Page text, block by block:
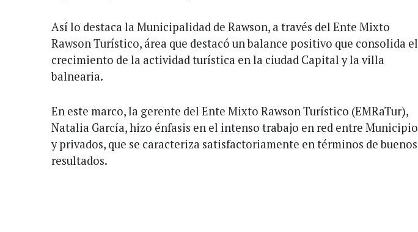
Así lo destaca la Municipalidad de Rawson, a través del Ente Mixto
Rawson Turístico, área que destacó un balance positivo que consolida el
crecimiento de la actividad turística en la ciudad Capital y la villa
balnearia.
En este marco, la gerente del Ente Mixto Rawson Turístico (EMRaTur),
Natalia García, hizo énfasis en el intenso trabajo en red entre Municipio
y privados, que se caracteriza satisfactoriamente en términos de buenos
resultados.